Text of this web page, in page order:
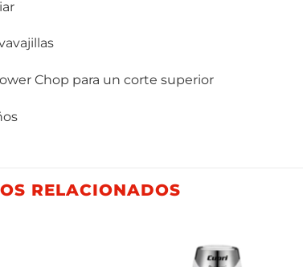
Chop para un corte superior
RELACIONADOS